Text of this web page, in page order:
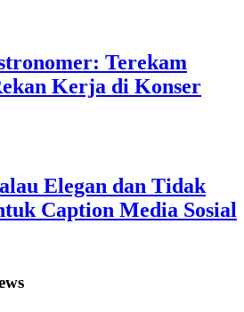
Terekam
Kerja di Konser
Elegan dan Tidak
Caption Media Sosial